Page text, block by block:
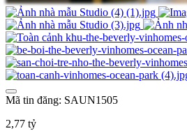
Mã tin đăng: SAUN1505
2,77 tỷ